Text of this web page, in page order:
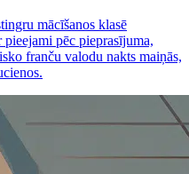
mācīšanos klasē
pēc pieprasījuma,
franču valodu nakts maiņās,